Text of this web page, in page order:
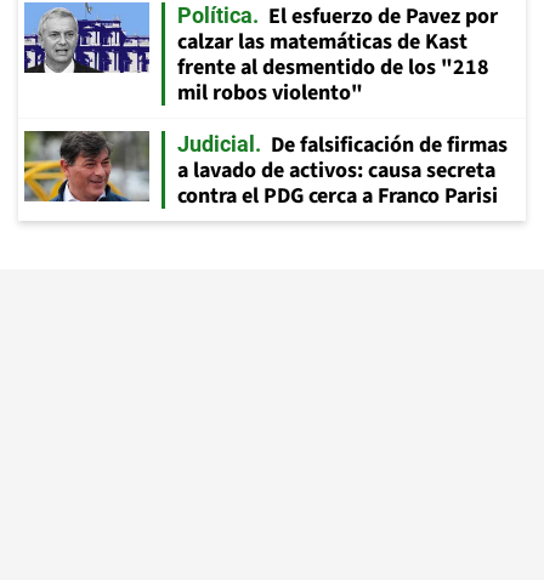
Política
El esfuerzo de Pavez por
calzar las matemáticas de Kast
frente al desmentido de los "218
mil robos violento"
Judicial
De falsificación de firmas
a lavado de activos: causa secreta
contra el PDG cerca a Franco Parisi